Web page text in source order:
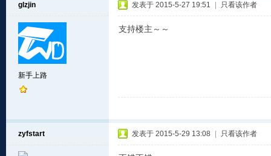
glzjin
新手上路
发表于 2015-5-27 19:51 只看该作者
支持楼主～～
zyfstart 发表于 2015-5-29 13:08 只看该作者